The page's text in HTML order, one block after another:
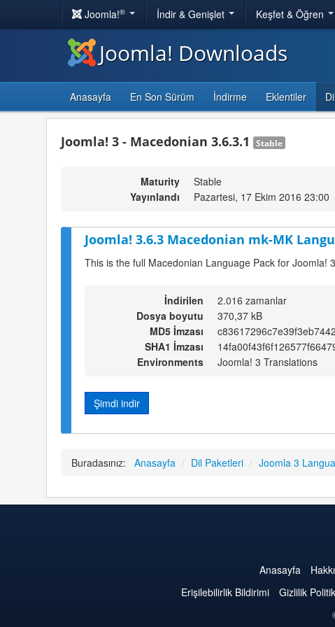
Joomla!® İndir & Genişlet Keşfet & Öğren
Joomla! Downloads
Anasayfa En Son Sürüm İndirme Eklentiler
Joomla! 3 - Macedonian 3.6.3.1 Stable
Maturity
Stable
Yayınlandı
Pazartesi, 17 Ekim 2016 23:00
Joomla! 3.6.3 Macedonian mk-MK
This is the full Macedonian Language Pack for Joomla!
İndirilen
2.016 zamanlar
Dosya boyutu
370,37 kB
MD5 İmzası
SHA1 İmzası
Environments
Joomla! 3 Translations
Şimdi indir
Buradasınız: Anasayfa / Dil Paketleri / Joomla 3
Anasayfa
Erişilebilirlik Bildirimi
Gizlilik